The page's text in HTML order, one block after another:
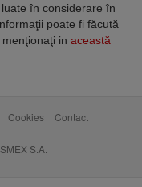
în considerare în
poate fi făcută
in această
Cookies Contact
S.A.